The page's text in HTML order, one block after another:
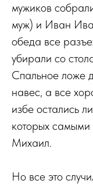
мужиков
муж) и Иван
обеда все
убирали со
Спальное ложе
навес, а все
избе остались
которых
Михаил.
Но все это